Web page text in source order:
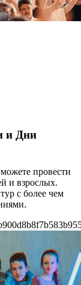
и Дни
провести
и взрослых.
с более чем